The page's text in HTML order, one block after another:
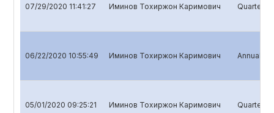
07/29/2020 11:41:27 Иминов Тохиржон Каримович Quarterly
06/22/2020 10:55:49 Иминов Тохиржон Каримович Annual
05/01/2020 09:25:21 Иминов Тохиржон Каримович Quarterly